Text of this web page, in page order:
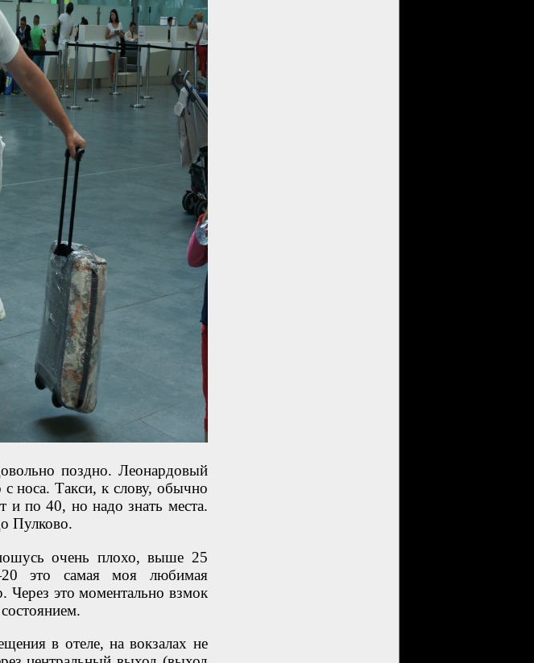
поздно. Леонардовый
с носа. Такси, к слову, обычно
и по 40, но надо знать места.
Пулково.
очень плохо, выше 25
это самая моя любимая
Через это моментально взмок
в отеле, на вокзалах не